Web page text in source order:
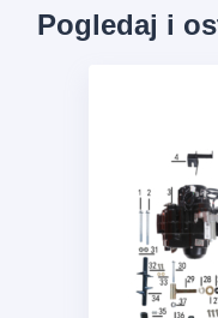
Pogledaj i